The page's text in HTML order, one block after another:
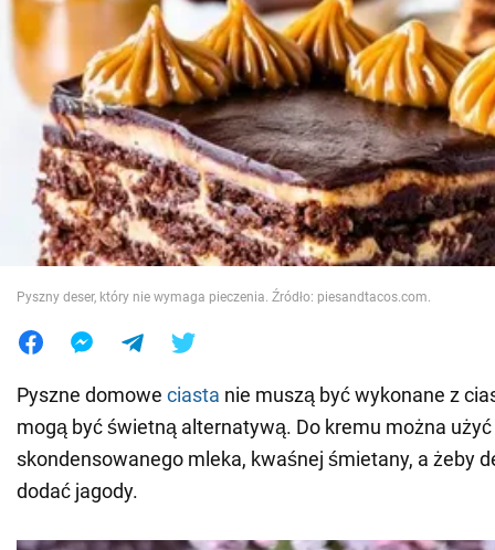
Polityka
Społeczeństwo
Wojna na Ukrainie
Świat
Jedzenie
Pyszny deser, który nie wymaga pieczenia. Źródło: piesandtacos.com.
Pyszne domowe ciasta nie muszą być wykonane z
mogą być świetną alternatywą. Do kremu można użyć
skondensowanego mleka, kwaśnej śmietany, a żeby
dodać jagody.